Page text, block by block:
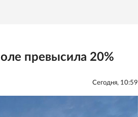
превысила 20%
Сегодня, 10:59